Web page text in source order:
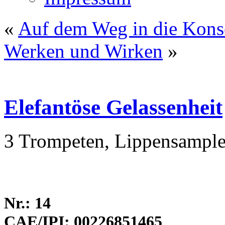
« Auf dem Weg in die
Werken und Wirken »
Elefantöse Gelassenheit
3 Trompeten,
Nr.: 14